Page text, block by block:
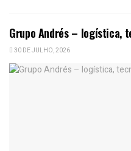
Grupo Andrés – logística,
30 DE JULHO, 2026